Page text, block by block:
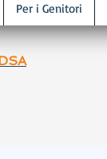
Per i Genitori